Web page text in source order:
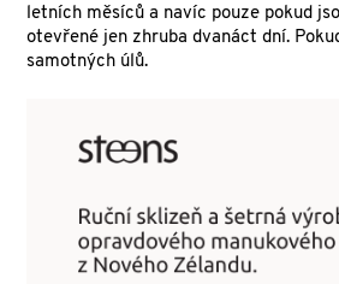
letních měsíců a navíc pouze pokud
otevřené jen zhruba dvanáct dní.
samotných úlů.